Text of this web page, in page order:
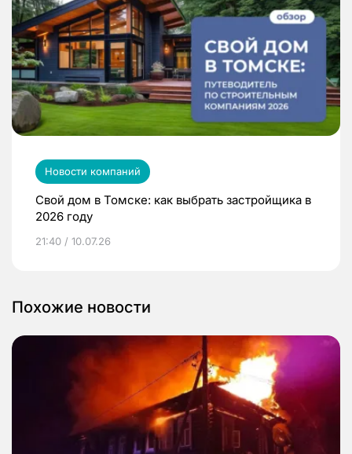
Новости компаний
Свой дом в Томске: как выбрать застройщика в
2026 году
21:40 / 10.07.26
Похожие новости